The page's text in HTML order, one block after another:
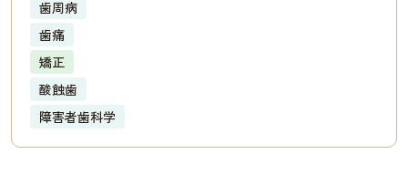
歯周病
歯痛
矯正
酸蝕歯
障害者歯科学